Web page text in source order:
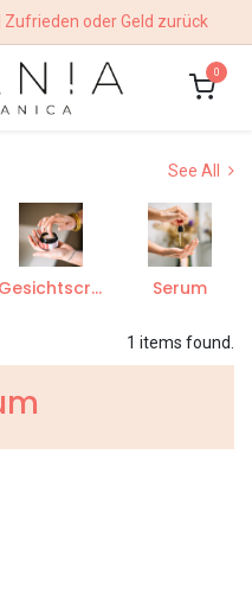
| Zufrieden oder Geld zurück
0
See All
Gesichtscrèmes Serum
1 items found.